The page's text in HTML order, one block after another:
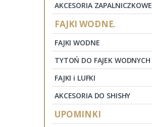
AKCESORIA ZAPALNICZKOWE
FAJKI WODNE.
FAJKI WODNE
TYTOŃ DO FAJEK WODNYCH
FAJKI i LUFKI
AKCESORIA DO SHISHY
UPOMINKI